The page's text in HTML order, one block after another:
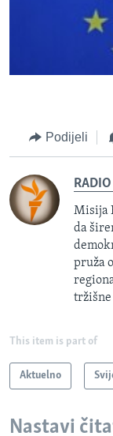
Podijeli
Misija
da
pruža
This item is part of
Aktuelno
Nastavi